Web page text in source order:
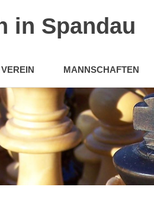
in Spandau
MANNSCHAFTEN